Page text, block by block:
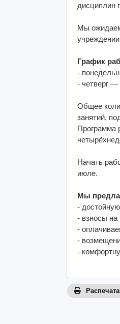
дисциплин
Мы
График
-
- четверг —
Общее
занятий,
Программа
Начать
июле.
Мы
-
- взносы на
-
-
-